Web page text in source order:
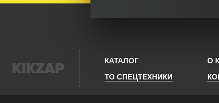
KIKZAP КАТАЛОГ
О
ТО СПЕЦТЕХНИКИ